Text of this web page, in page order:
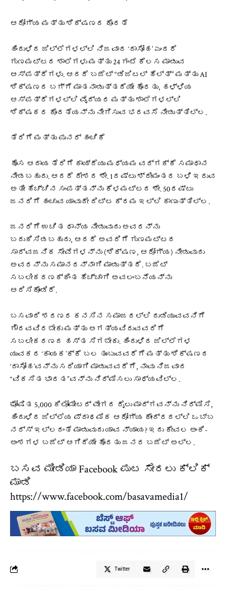
ಆರೋಗ್ಯ ಮತ್ತು ಶಿಕ್ಷಣದ ಕೊರತೆ
ಹಿಂದುಳಿದ ಜಿಲ್ಲೆಗಳಲ್ಲಿ ನಿಜವಾದ ‘ದಾಸೋಹ’ ಎಂದರೆ
ಗುಣಮಟ್ಟದ ಶಾಲೆಗಳು ಮತ್ತು 24 ಗಂಟೆ ಕೆಲಸ ಮಾಡುವ
ಆಸ್ಪತ್ರೆಗಳು. ಆದರೆ ಬಜೆಟ್ “ಡಿಜಿಟಲ್ ಹೆಲ್ತ್” ಮತ್ತು AI
ಶಿಕ್ಷಣದ ಬಗ್ಗೆ ಮಾತನಾಡುತ್ತದೆಯೇ ಹೊರತು, ಹಳ್ಳಿಯ
ಆಸ್ಪತ್ರೆಗಳಲ್ಲಿ ವೈದ್ಯರ ಮತ್ತು ಶಾಲೆಗಳಲ್ಲಿ
ಶಿಕ್ಷಕರ ಕೊರತೆಯನ್ನು ನೀಗಿಸುವ ಭರವಸೆ ನೀಡುತ್ತಿಲ್ಲ.
ತೆರಿಗೆ ಮತ್ತು ಪುನರ್ ಹಂಚಿಕೆ
ಹೊಸ ಆದಾಯ ತೆರಿಗೆ ಕಾಯ್ದೆಯು ಮಧ್ಯಮ ವರ್ಗಕ್ಕೆ ಸಮಾಧಾನ
ನೀಡಬಹುದು. ಆದರೆ ದೇಶದ ಶೇ. 1ರಷ್ಟು ಶ್ರೀಮಂತರ ಬಳಿ ಇರುವ
ಅತೀ ಹೆಚ್ಚಿನ ಸಂಪತ್ತನ್ನು ಕೆಳಮಟ್ಟದ ಶೇ. 50ರಷ್ಟು
ಜನರಿಗೆ ಹಂಚುವ ಯಾವುದೇ ದಿಟ್ಟ ಕ್ರಮ ಇಲ್ಲಿ ಕಾಣುತ್ತಿಲ್ಲ.
ಜನರಿಗೆ ಉಚಿತ ಧಾನ್ಯ ನೀಡುವುದು ಅವರನ್ನು
ಬದುಕಿಸಿಡಬಹುದು, ಆದರೆ ಅವರಿಗೆ ಗುಣಮಟ್ಟದ
ಸಾರ್ವಜನಿಕ ಸೇವೆಗಳನ್ನು (ಶಿಕ್ಷಣ, ಆರೋಗ್ಯ) ನೀಡುವುದು
ಅವರನ್ನು ಸಮಾನರನ್ನಾಗಿ ಮಾಡುತ್ತದೆ. ಬಜೆಟ್
ಸಬಲೀಕರಣಕ್ಕಿಂತ ಹೆಚ್ಚಾಗಿ ಅವಲಂಬನೆಯನ್ನು
ಆರಿಸಿಕೊಂಡಿದೆ.
ಬಸವಾದಿ ಶರಣರ ಕನಸಿನ ಸಮಾಜದಲ್ಲಿ ದುಡಿಯುವವನಿಗೆ
ಗೌರವವಿರಬೇಕು ಮತ್ತು ಅಗತ್ಯವಿರುವವರಿಗೆ
ಸಬಲೀಕರಣದ ಹಸ್ತ ಸಿಗಬೇಕು. ಹಿಂದುಳಿದ ಜಿಲ್ಲೆಗಳ
ಯುವಕರ ‘ಕಾಯಕ’ಕ್ಕೆ ಬಲ ತುಂಬುವವರೆಗೆ ಮತ್ತು ಶಿಕ್ಷಣದ
‘ದಾಸೋಹ’ವನ್ನು ಸರಿಯಾಗಿ ಮಾಡುವವರೆಗೆ, ನಾವು ನಿಜವಾದ
“ವಿಕಸಿತ ಭಾರತ”ವನ್ನು ನಿರ್ಮಿಸಲು ಸಾಧ್ಯವಿಲ್ಲ.
ಘೋಷಿತ 5,000 ಕಿಲೋಮೀಟರ್ ವೇಗದ ರೈಲು ಮಾರ್ಗವನ್ನು ನಿರ್ಮಿಸಿ,
ಹಿಂದುಳಿದ ಜಿಲ್ಲೆಯ ಪ್ರಾಥಮಿಕ ಆರೋಗ್ಯ ಕೇಂದ್ರದಲ್ಲಿ ಒಬ್ಬ
ನರ್ಸ್ ಇಲ್ಲದಂತೆ ಮಾಡುವುದು ಯಾವ ನ್ಯಾಯ? ಇದು ಕೇವಲ ಅಂಕಿ-
ಅಂಶಗಳ ಬಜೆಟ್ ಆಗಿದೆಯೇ ಹೊರತು ಜನರ ಬಜೆಟ್ ಅಲ್ಲ.
ಬಸವ ಮೀಡಿಯಾ Facebook ಪುಟ ಸೇರಲು ಕ್ಲಿಕ್
ಮಾಡಿ
https://www.facebook.com/basavamedia1/
Twitter